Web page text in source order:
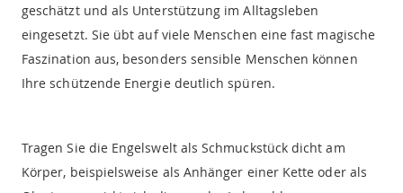
geschätzt und als Unterstützung im Alltagsleben
eingesetzt. Sie übt auf viele Menschen eine fast magische
Faszination aus, besonders sensible Menschen können
Ihre schützende Energie deutlich spüren.
Tragen Sie die Engelswelt als Schmuckstück dicht am
Körper, beispielsweise als Anhänger einer Kette oder als